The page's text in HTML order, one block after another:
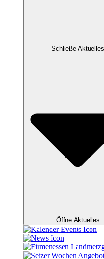
Schließe Aktuelles
Öffne Aktuelles